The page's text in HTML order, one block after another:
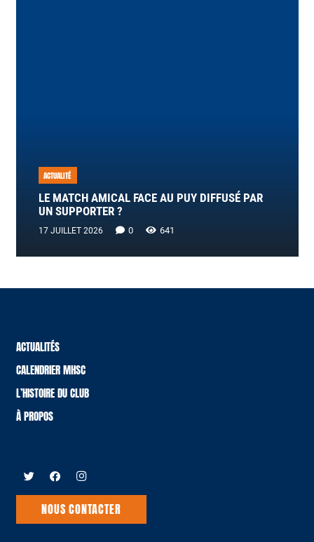
ACTUALITÉ
LE MATCH AMICAL FACE AU PUY DIFFUSÉ PAR
UN SUPPORTER ?
17 JUILLET 2026 0 641
ACTUALITÉS
CALENDRIER MHSC
L’HISTOIRE DU CLUB
À PROPOS
NOUS CONTACTER